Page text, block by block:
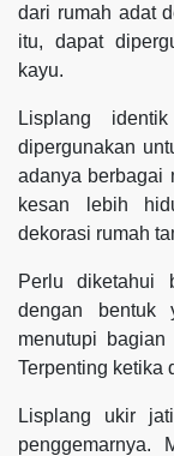
dari rumah adat
itu, dapat
kayu.
Lisplang
dipergunakan
adanya berbagai
kesan lebih
dekorasi rumah
Perlu diketahui
dengan bentuk
menutupi
Terpenting ketika
Lisplang ukir
penggemarnya.